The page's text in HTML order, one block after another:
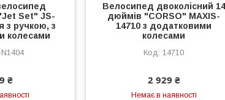
Set" JS-
з ручкою, з
колесами
₴
Велосипед двоколісний 14
дюймів "CORSO" MAXIS-
14710 з додатковими
колесами
14710
2 929 ₴
Немає в наявності